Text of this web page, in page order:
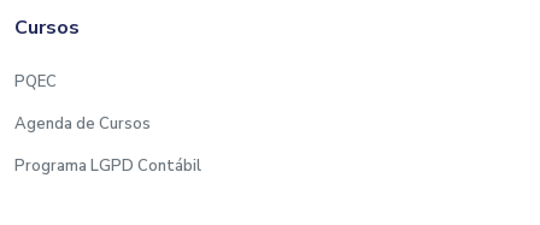
Cursos
PQEC
Agenda de Cursos
Programa LGPD Contábil